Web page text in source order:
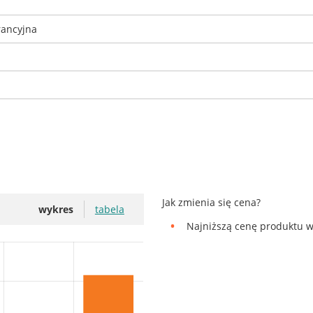
wykres tabela
Jak zmienia się cena?
Najniższą cenę produktu